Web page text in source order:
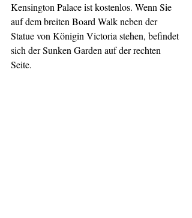
Kensington Palace ist kostenlos. Wenn Sie
auf dem breiten Board Walk neben der
Statue von Königin Victoria stehen, befindet
sich der Sunken Garden auf der rechten
Seite.